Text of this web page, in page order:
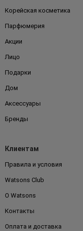
Корейская косметика
Парфюмерия
Акции
Лицо
Подарки
Дом
Аксессуары
Бренды
Клиентам
Правила и условия
Watsons Club
О Watsons
Контакты
Оплата и доставка